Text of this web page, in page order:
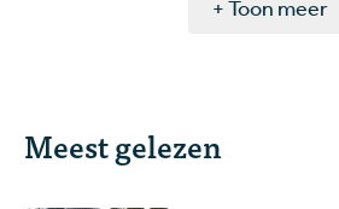
+ Toon meer
Meest gelezen